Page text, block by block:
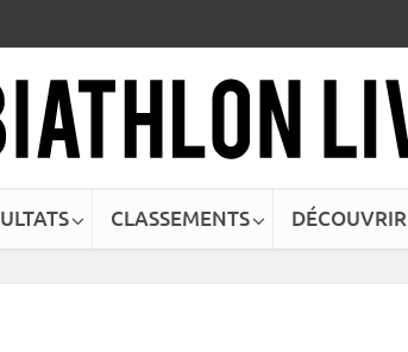
CLASSEMENTS DÉCOUVRIR